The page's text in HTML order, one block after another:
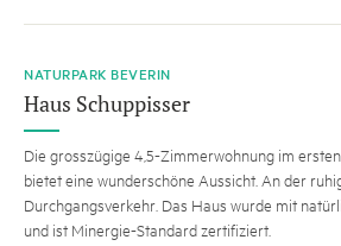
NATURPARK BEVERIN
Haus Schuppisser
Die grosszügige 4,5-Zimmerwohnung im
bietet eine wunderschöne Aussicht. An der
Durchgangsverkehr. Das Haus wurde mit
und ist Minergie-Standard zertifiziert.